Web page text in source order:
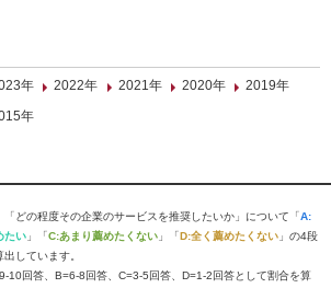
年 2022年 2021年 2020年
2019年
年
どの程度その企業のサービスを推奨したいか」について「A:
たい 」「C:あまり薦めたくない 」「D:全く薦めたくない 」の4段
しています。
10回答、B=6-8回答、C=3-5回答、D=1-2回答として割合を算